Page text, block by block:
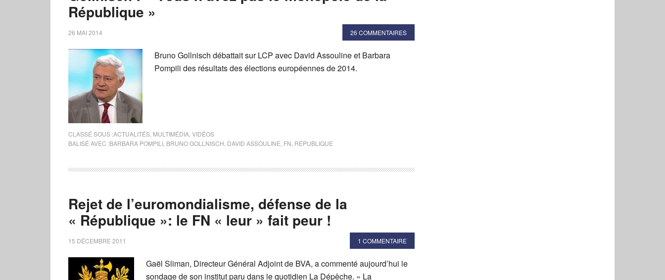
République »
26 MAI 2014 26 COMMENTAIRES
Bruno Gollnisch débattait sur LCP avec David Assouline et Barbara
Pompili des résultats des élections européennes de 2014.
CLASSÉ SOUS :ACTUALITÉS MULTIMÉDIA VIDÉOS
BALISÉ AVEC :BARBARA POMPILI BRUNO GOLLNISCH DAVID ASSOULINE FN RÉPUBLIQUE
Rejet de l’euromondialisme, défense de la
« République »: le FN « leur » fait peur !
15 DÉCEMBRE 2011 1 COMMENTAIRE
Gaël Sliman, Directeur Général Adjoint de BVA, a commenté aujourd’hui le
sondage de son institut paru dans le quotidien La Dépêche. « La